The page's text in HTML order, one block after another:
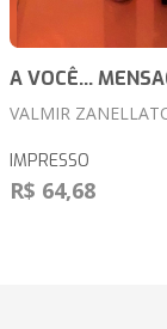
A VOCÊ...
VALMIR
IMPRESSO
R$ 64,68